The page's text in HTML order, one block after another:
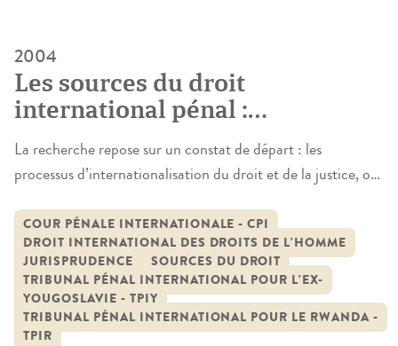
2004
Les sources du droit
international pénal :
l’expérience des tribunaux
pénaux internationaux
La recherche repose sur un constat de départ : les
processus d’internationalisation du droit et de la justice, ou
pénal. Les Tribunaux Pénaux Internationaux ad hoc pour
l’ex Yougoslavie et le Rwanda sont une illustration
exemplaire de ce phénomène et peuvent constituer un
laboratoire d’observation privilégié concernant le […]
COUR PÉNALE INTERNATIONALE - CPI
DROIT INTERNATIONAL DES DROITS DE L'HOMME
JURISPRUDENCE
SOURCES DU DROIT
TRIBUNAL PÉNAL INTERNATIONAL POUR L'EX-
YOUGOSLAVIE - TPIY
TRIBUNAL PÉNAL INTERNATIONAL POUR LE RWANDA -
TPIR